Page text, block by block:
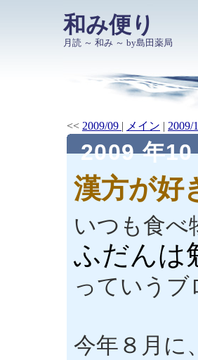
和み便り
月読 ～ 和み ～ by島田薬局
<< 2009/09 | メイン | 2009/
2009 年
漢方が好
いつも食べ
ふだんは
っていうブ
今年８月に、